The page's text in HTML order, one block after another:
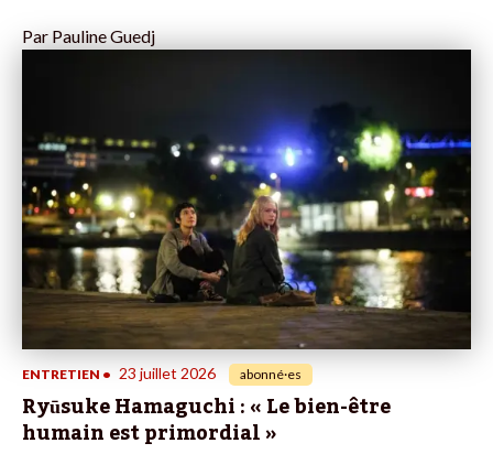
Par Pauline Guedj
ENTRETIEN • 23 juillet 2026 abonné·es
Ryūsuke Hamaguchi : « Le bien-être
humain est primordial »